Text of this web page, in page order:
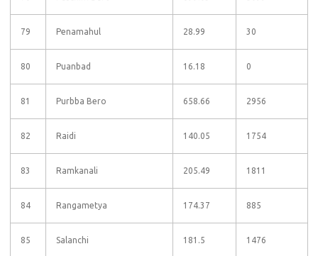
79 Penamahul 28.99 30
80 Puanbad 16.18 0
81 Purbba Bero 658.66 2956
82 Raidi 140.05 1754
83 Ramkanali 205.49 1811
84 Rangametya 174.37 885
85 Salanchi 181.5 1476